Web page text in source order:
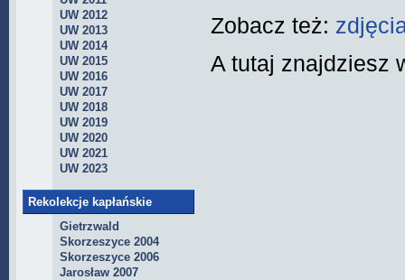
UW 2012
UW 2013
UW 2014
UW 2015
UW 2016
UW 2017
UW 2018
UW 2019
UW 2020
UW 2021
UW 2023
Rekolekcje kapłańskie
Gietrzwald
Skorzeszyce 2004
Skorzeszyce 2006
Jarosław 2007
Zobacz też:
A tutaj znajdziesz